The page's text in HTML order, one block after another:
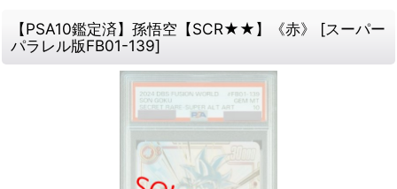
【PSA10鑑定済】孫悟空【SCR★★】《赤》 [スーパー
パラレル版FB01-139]